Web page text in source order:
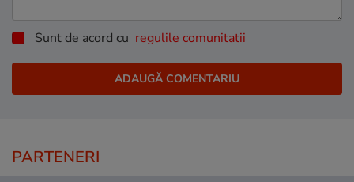
Sunt de acord cu regulile comunitatii
PARTENERI